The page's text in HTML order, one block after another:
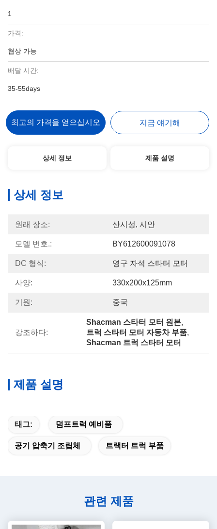
1
가격:
협상 가능
배달 시간:
35-55days
최고의 가격을 얻으십시오 지금 얘기해
상세 정보 제품 설명
상세 정보
원래 장소: 산시성, 시안
모델 번호.: BY612600091078
DC 형식: 영구 자석 스타터 모터
사양: 330x200x125mm
기원: 중국
강조하다:
Shacman 스타터 모터 원본,
트럭 스타터 모터 자동차 부품,
Shacman 트럭 스타터 모터
제품 설명
태그: 덤프트럭 예비품
공기 압축기 조립체 트랙터 트럭 부품
관련 제품